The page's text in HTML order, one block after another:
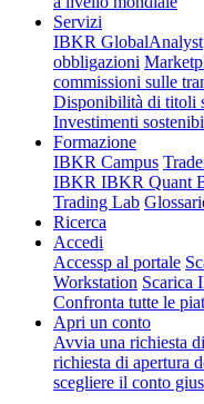
Servizi
IBKR GlobalAnalyst
obbligazioni
commissioni sulle
Disponibilità di titoli
Investimenti
Formazione
IBKR Campus
IBKR IBKR Quant
Trading Lab
Ricerca
Accedi
Accessp al portale
Workstation Scarica
Confronta tutte le
Apri un conto
Avvia una richiesta
richiesta di apertura
scegliere il conto